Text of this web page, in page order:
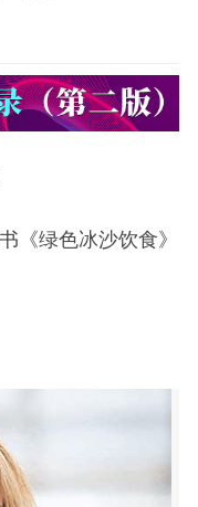
《绿色冰沙饮食》